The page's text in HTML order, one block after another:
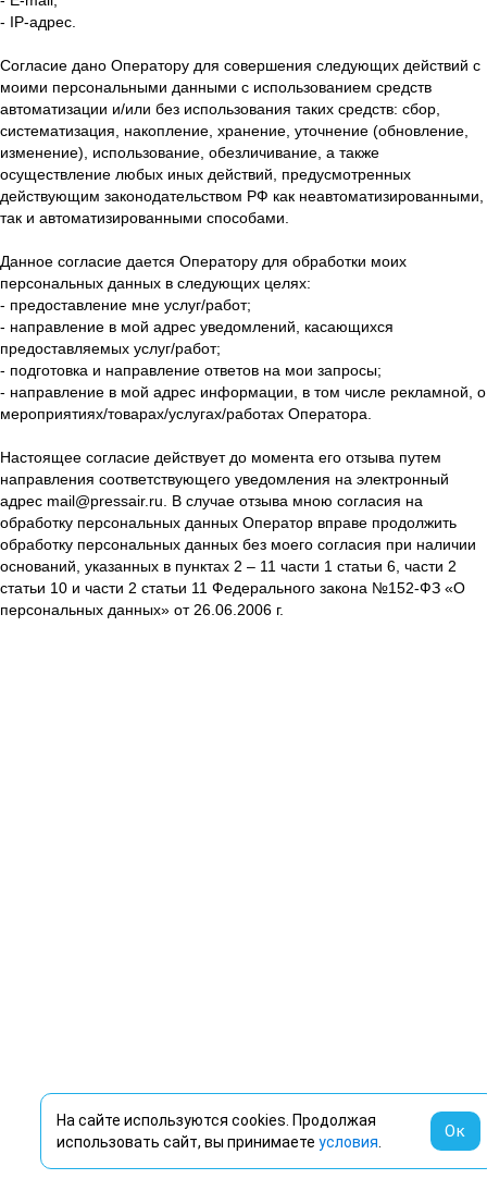
- IP-адрес.
Согласие дано Оператору для совершения следующих действий с
моими персональными данными с использованием средств
автоматизации и/или без использования таких средств: сбор,
систематизация, накопление, хранение, уточнение (обновление,
изменение), использование, обезличивание, а также
осуществление любых иных действий, предусмотренных
действующим законодательством РФ как неавтоматизированными,
так и автоматизированными способами.
Данное согласие дается Оператору для обработки моих
персональных данных в следующих целях:
- предоставление мне услуг/работ;
- направление в мой адрес уведомлений, касающихся
предоставляемых услуг/работ;
- подготовка и направление ответов на мои запросы;
- направление в мой адрес информации, в том числе рекламной, о
мероприятиях/товарах/услугах/работах Оператора.
Настоящее согласие действует до момента его отзыва путем
направления соответствующего уведомления на электронный
адрес mail@pressair.ru. В случае отзыва мною согласия на
обработку персональных данных Оператор вправе продолжить
обработку персональных данных без моего согласия при наличии
оснований, указанных в пунктах 2 – 11 части 1 статьи 6, части 2
статьи 10 и части 2 статьи 11 Федерального закона №152-ФЗ «О
персональных данных» от 26.06.2006 г.
На сайте используются cookies. Продолжая
использовать сайт, вы принимаете условия
Ок